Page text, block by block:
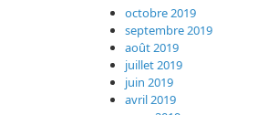
octobre 2019
septembre 2019
août 2019
juillet 2019
juin 2019
avril 2019